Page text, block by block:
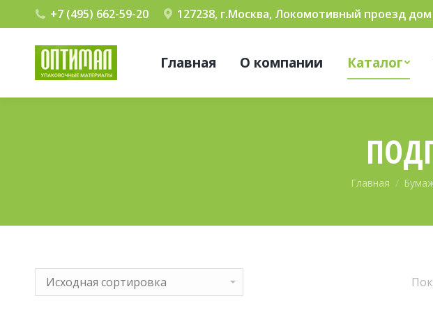
+7 (495) 662-59-20 127238, г.Москва, Локомотивный проезд
Главная О компании Каталог
Вы здесь:
Главная